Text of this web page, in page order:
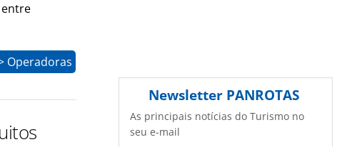
Operadoras
Newsletter PANROTAS
As principais notícias do Turismo no
seu e-mail